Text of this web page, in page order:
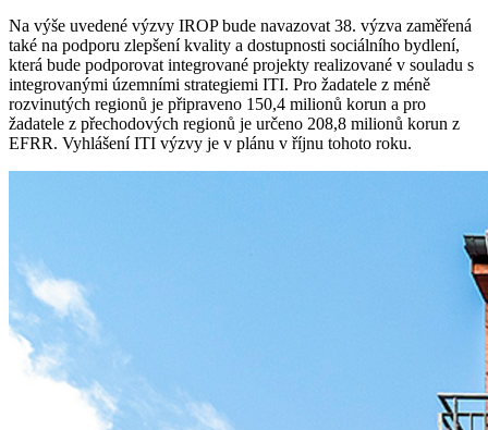
Na výše uvedené výzvy IROP bude navazovat 38. výzva zaměřená
také na podporu zlepšení kvality a dostupnosti sociálního bydlení,
která bude podporovat integrované projekty realizované v souladu s
integrovanými územními strategiemi ITI. Pro žadatele z méně
rozvinutých regionů je připraveno 150,4 milionů korun a pro
žadatele z přechodových regionů je určeno 208,8 milionů korun z
EFRR. Vyhlášení ITI výzvy je v plánu v říjnu tohoto roku.